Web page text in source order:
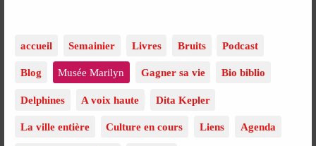
accueil Semainier Livres Bruits Podcast
Blog Musée Marilyn Gagner sa vie Bio biblio
Delphines A voix haute Dita Kepler
La ville entière Culture en cours Liens Agenda